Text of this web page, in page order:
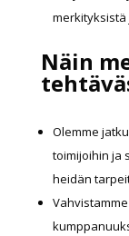
Näin
Olemme
toimijoihin ja
heidän